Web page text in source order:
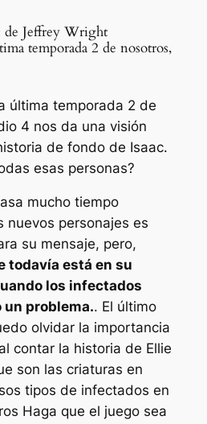
de Jeffrey Wright
temporada 2 de nosotros,
última temporada 2 de
4 nos da una visión
de fondo de Isaac.
esas personas?
mucho tiempo
nuevos personajes es
su mensaje, pero,
todavía está en su
los infectados
problema.. El último
olvidar la importancia
contar la historia de Ellie
son las criaturas en
tipos de infectados en
Haga que el juego sea